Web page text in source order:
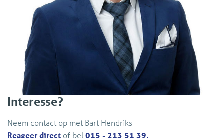
Interesse?
Neem contact op met Bart Hendriks
Reageer direct of bel 015 - 213 51 39.